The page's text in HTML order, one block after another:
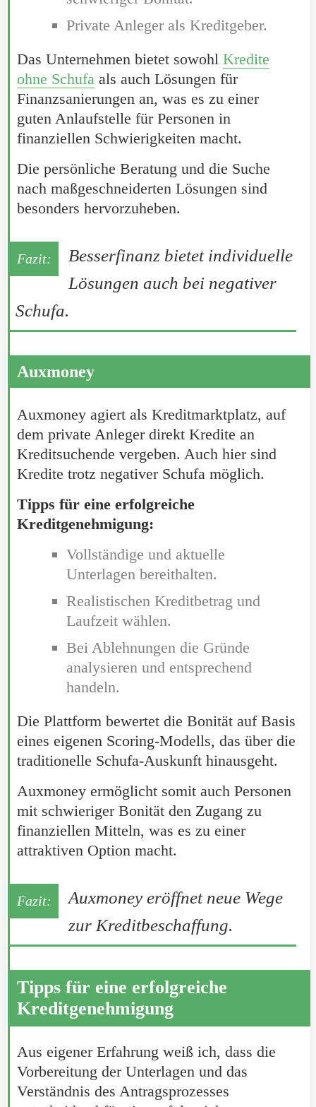
Private Anleger als Kreditgeber.
Das Unternehmen bietet sowohl Kredite
ohne Schufaals auch Lösungen für
Finanzsanierungen an, was es zu einer
guten Anlaufstelle für Personen in
finanziellen Schwierigkeiten macht.
Die persönliche Beratung und die Suche
nach maßgeschneiderten Lösungen sind
besonders hervorzuheben.
Besserfinanz bietet individuelle
Lösungen auch bei negativer
Schufa.
Auxmoney
Auxmoney agiert als Kreditmarktplatz, auf
dem private Anleger direkt Kredite an
Kreditsuchende vergeben. Auch hier sind
Kredite trotz negativer Schufa möglich.
Tipps für eine erfolgreiche
Kreditgenehmigung:
Vollständige und aktuelle
Unterlagen bereithalten.
Realistischen Kreditbetrag und
Laufzeit wählen.
Bei Ablehnungen die Gründe
analysieren und entsprechend
handeln.
Die Plattform bewertet die Bonität auf Basis
eines eigenen Scoring-Modells, das über die
traditionelle Schufa-Auskunft hinausgeht.
Auxmoney ermöglicht somit auch Personen
mit schwieriger Bonität den Zugang zu
finanziellen Mitteln, was es zu einer
attraktiven Option macht.
Auxmoney eröffnet neue Wege
zur Kreditbeschaffung.
Tipps für eine erfolgreiche
Kreditgenehmigung
Aus eigener Erfahrung weiß ich, dass die
Vorbereitung der Unterlagen und das
Verständnis des Antragsprozesses